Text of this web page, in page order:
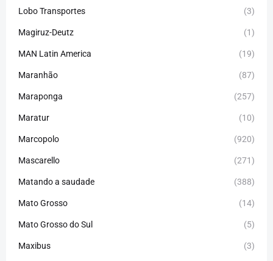
Lobo Transportes (3)
Magiruz-Deutz (1)
MAN Latin America (19)
Maranhão (87)
Maraponga (257)
Maratur (10)
Marcopolo (920)
Mascarello (271)
Matando a saudade (388)
Mato Grosso (14)
Mato Grosso do Sul (5)
Maxibus (3)